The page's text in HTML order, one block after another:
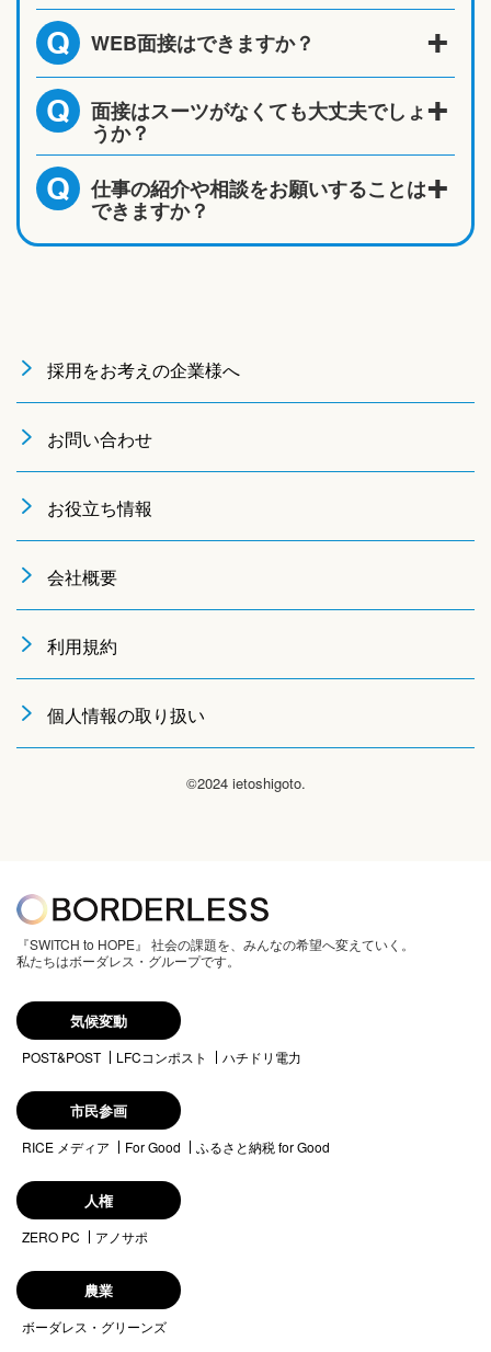
Q WEB面接はできますか？
Q 面接はスーツがなくても大丈夫でしょ
うか？
Q 仕事の紹介や相談をお願いすることは
できますか？
採用をお考えの企業様へ
お問い合わせ
お役立ち情報
会社概要
利用規約
個人情報の取り扱い
©2024 ietoshigoto.
『SWITCH to HOPE』 社会の課題を、みんなの希望へ変えていく。
私たちはボーダレス・グループです。
気候変動
POST&POST LFCコンポスト ハチドリ電力
市民参画
RICE メディア For Good ふるさと納税 for Good
人権
ZERO PC アノサポ
農業
ボーダレス・グリーンズ